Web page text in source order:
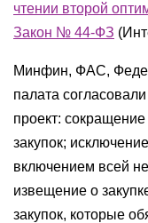
чтении второй
Закон № 44-ФЗ
Минфин, ФАС,
палата
проект:
закупок;
включением всей
извещение о
закупок, которые